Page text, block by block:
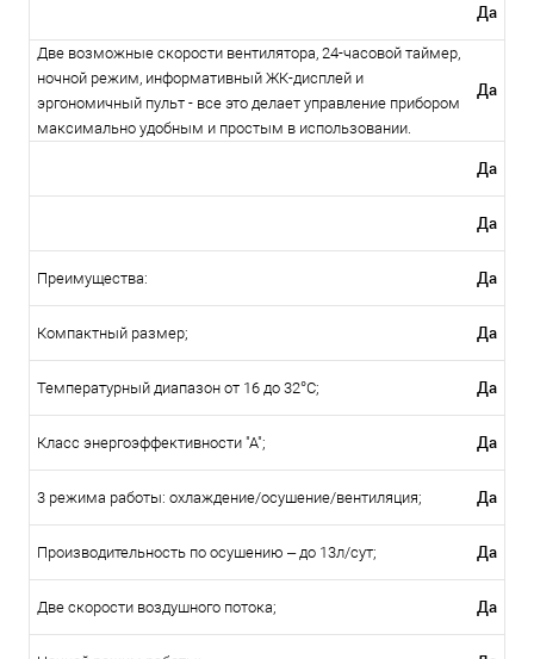
Да
Две возможные скорости вентилятора, 24-часовой таймер,
ночной режим, информативный ЖК-дисплей и
эргономичный пульт - все это делает управление прибором
максимально удобным и простым в использовании.
Да
Да
Да
Преимущества: Да
Компактный размер; Да
Температурный диапазон от 16 до 32°С; Да
Класс энергоэффективности "А"; Да
3 режима работы: охлаждение/осушение/вентиляция; Да
Производительность по осушению – до 13л/сут; Да
Две скорости воздушного потока; Да